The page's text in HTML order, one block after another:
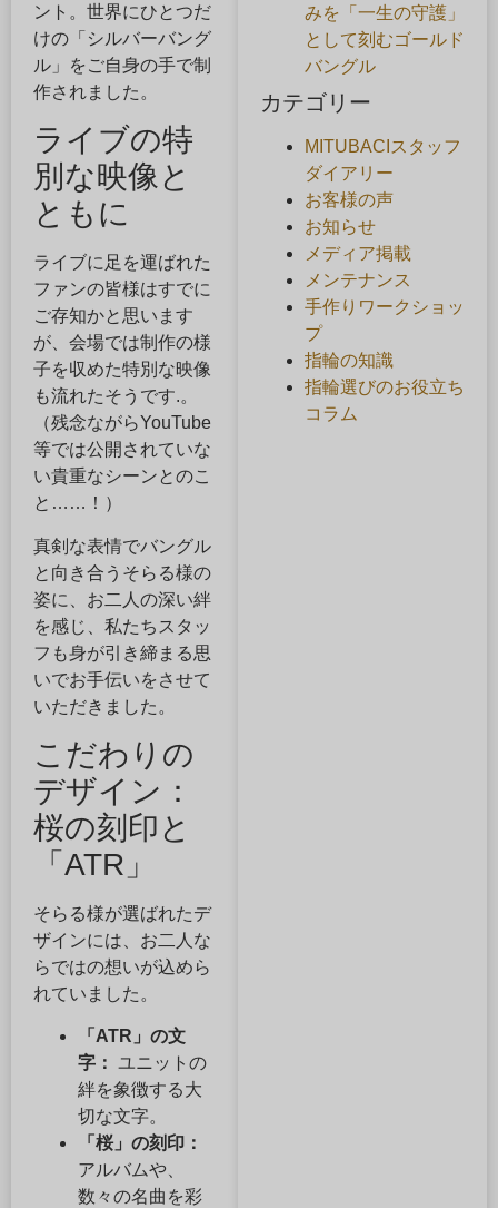
ント。世界にひとつだ
けの「シルバーバング
ル」をご自身の手で制
作されました。
ライブの特
別な映像と
ともに
ライブに足を運ばれた
ファンの皆様はすでに
ご存知かと思います
が、会場では制作の様
子を収めた特別な映像
も流れたそうです.。
（残念ながらYouTube
等では公開されていな
い貴重なシーンとのこ
と……！）
真剣な表情でバングル
と向き合うそらる様の
姿に、お二人の深い絆
を感じ、私たちスタッ
フも身が引き締まる思
いでお手伝いをさせて
いただきました。
こだわりの
デザイン：
桜の刻印と
「ATR」
そらる様が選ばれたデ
ザインには、お二人な
らではの想いが込めら
れていました。
「ATR」の文
字：
ユニットの
絆を象徴する大
切な文字。
「桜」の刻印：
アルバムや、
数々の名曲を彩
みを「一生の守護」
として刻むゴールド
バングル
カテゴリー
MITUBACIスタッフ
ダイアリー
お客様の声
お知らせ
メディア掲載
メンテナンス
手作りワークショッ
プ
指輪の知識
指輪選びのお役立ち
コラム